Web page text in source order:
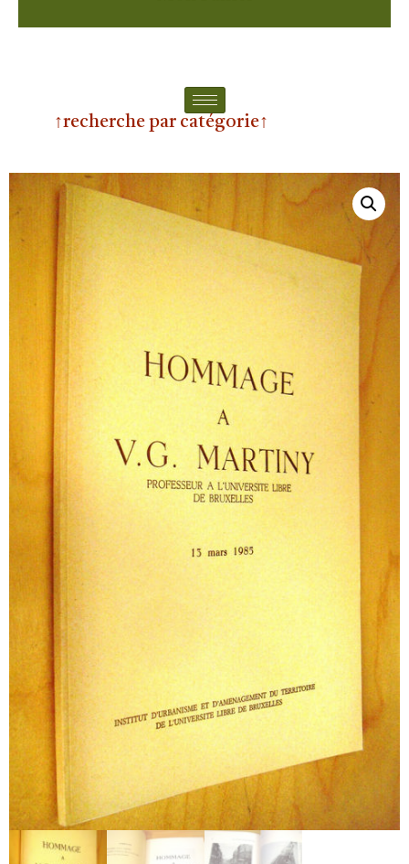
↑recherche par catégorie↑